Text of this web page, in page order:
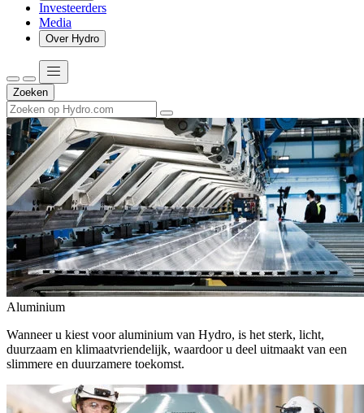
Investeerders
Media
Over Hydro
Zoeken
Aluminium
Wanneer u kiest voor aluminium van Hydro, is het sterk, licht,
duurzaam en klimaatvriendelijk, waardoor u deel uitmaakt van een
slimmere en duurzamere toekomst.